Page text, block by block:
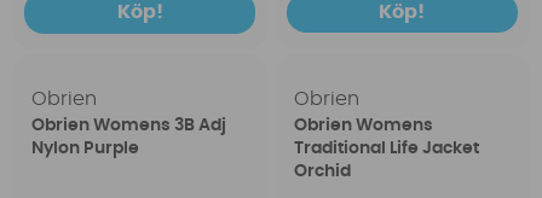
Köp! Köp!
Obrien
Obrien Womens 3B Adj
Nylon Purple
Obrien
Obrien Womens
Traditional Life Jacket
Orchid